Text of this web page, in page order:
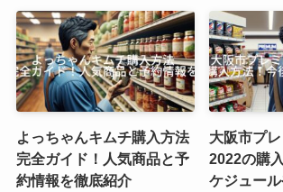
よっちゃんキムチ購入方法
完全ガイド！人気商品と予
約情報を徹底紹介
大阪市プ
2022の購
ケジュー